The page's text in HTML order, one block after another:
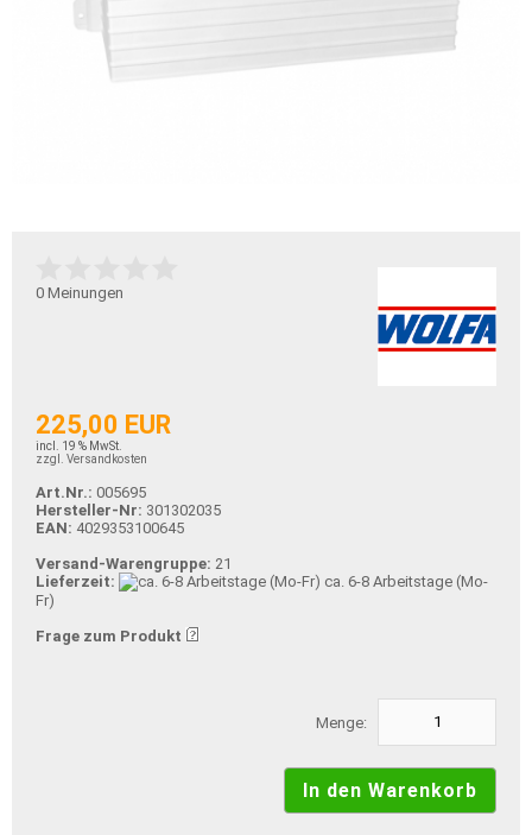
0 Meinungen
225,00 EUR
incl. 19 % MwSt.
zzgl. Versandkosten
Art.Nr.: 005695
Hersteller-Nr: 301302035
EAN: 4029353100645
Versand-Warengruppe: 21
Lieferzeit:
ca. 6-8 Arbeitstage (Mo-
Fr)
Frage zum Produkt
Menge: